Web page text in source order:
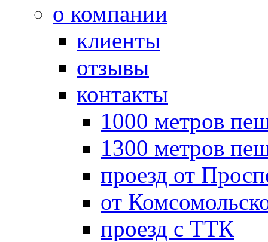
о компании
клиенты
отзывы
контакты
1000 метров
1300 метров
проезд от
от
проезд с ТТК